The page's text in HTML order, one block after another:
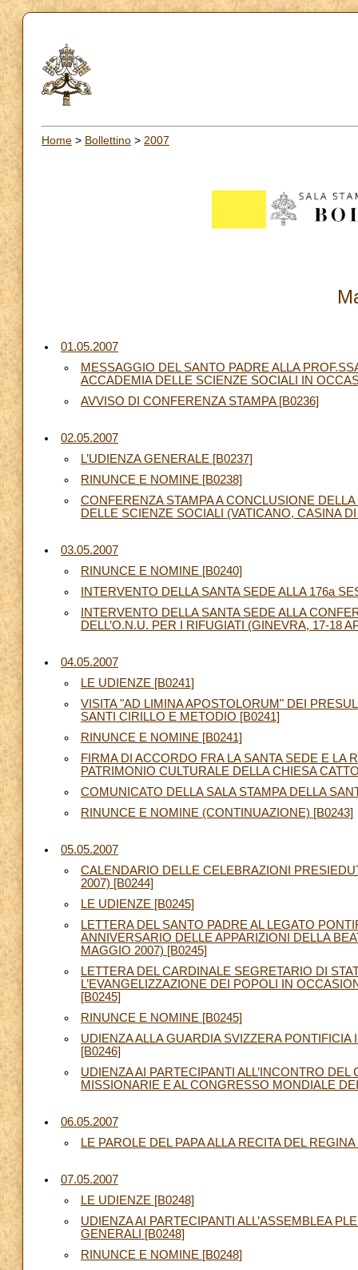
Home > Bollettino > 2007
01.05.2007
MESSAGGIO DEL SANTO PADRE ALLA
ACCADEMIA DELLE SCIENZE SOCIALI IN
AVVISO DI CONFERENZA STAMPA [B0236]
02.05.2007
L’UDIENZA GENERALE [B0237]
RINUNCE E NOMINE [B0238]
CONFERENZA STAMPA A CONCLUSIONE
DELLE SCIENZE SOCIALI (VATICANO, CASINA
03.05.2007
RINUNCE E NOMINE [B0240]
INTERVENTO DELLA SANTA SEDE ALLA 176a
INTERVENTO DELLA SANTA SEDE ALLA
DELL’O.N.U. PER I RIFUGIATI (GINEVRA, 17-18
04.05.2007
LE UDIENZE [B0241]
VISITA "AD LIMINA APOSTOLORUM" DEI
SANTI CIRILLO E METODIO [B0241]
RINUNCE E NOMINE [B0241]
FIRMA DI ACCORDO FRA LA SANTA SEDE E LA
PATRIMONIO CULTURALE DELLA CHIESA
COMUNICATO DELLA SALA STAMPA DELLA
RINUNCE E NOMINE (CONTINUAZIONE) [B0243]
05.05.2007
CALENDARIO DELLE CELEBRAZIONI
2007) [B0244]
LE UDIENZE [B0245]
LETTERA DEL SANTO PADRE AL LEGATO
ANNIVERSARIO DELLE APPARIZIONI DELLA
MAGGIO 2007) [B0245]
LETTERA DEL CARDINALE SEGRETARIO DI
L’EVANGELIZZAZIONE DEI POPOLI IN
[B0245]
RINUNCE E NOMINE [B0245]
UDIENZA ALLA GUARDIA SVIZZERA
[B0246]
UDIENZA AI PARTECIPANTI ALL’INCONTRO
MISSIONARIE E AL CONGRESSO MONDIALE
06.05.2007
LE PAROLE DEL PAPA ALLA RECITA DEL
07.05.2007
LE UDIENZE [B0248]
UDIENZA AI PARTECIPANTI ALL’ASSEMBLEA
GENERALI [B0248]
RINUNCE E NOMINE [B0248]